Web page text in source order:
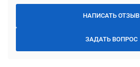
НАПИСАТЬ ОТЗЫВ
ЗАДАТЬ ВОПРОС